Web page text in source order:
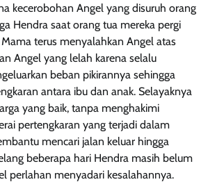
kecerobohan Angel yang disuruh orang
Hendra saat orang tua mereka pergi
terus menyalahkan Angel atas
Angel yang lelah karena selalu
beban pikirannya sehingga
antara ibu dan anak. Selayaknya
yang baik, tanpa menghakimi
pertengkaran yang terjadi dalam
mencari jalan keluar hingga
beberapa hari Hendra masih belum
perlahan menyadari kesalahannya.